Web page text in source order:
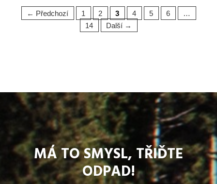
← Předchozí 1 2 3 4 5 6
…
14
Další →
MÁ TO SMYSL, TŘIĎTE
ODPAD!